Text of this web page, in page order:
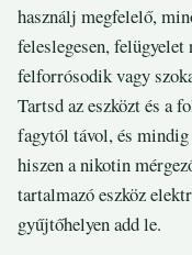
használj megfelelő,
feleslegesen,
felforrósodik vagy
Tartsd az eszközt és a
fagytól távol, és
hiszen a nikotin
tartalmazó eszköz
gyűjtőhelyen add le.